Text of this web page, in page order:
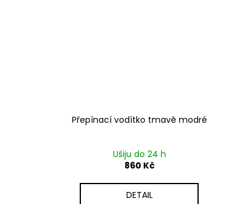
Přepínací vodítko tmavě modré
Ušiju do 24 h
860 Kč
DETAIL